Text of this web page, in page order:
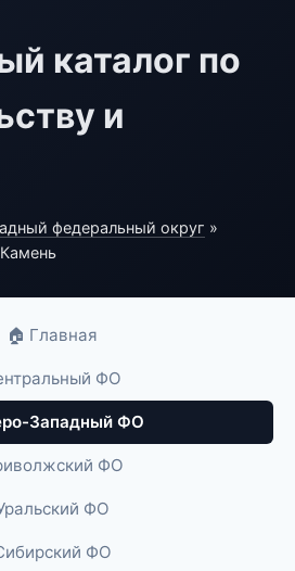
каталог по
и
федеральный округ »
🏠 Главная
ФО
Западный ФО
ФО
ФО
ФО